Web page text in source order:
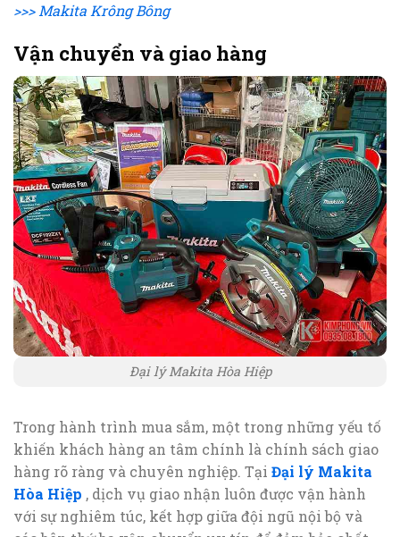
>>> Makita Krông Bông
Vận chuyển và giao hàng
Đại lý Makita Hòa Hiệp
Trong hành trình mua sắm, một trong những yếu tố
khiến khách hàng an tâm chính là chính sách giao
hàng rõ ràng và chuyên nghiệp. Tại Đại lý Makita
Hòa Hiệp , dịch vụ giao nhận luôn được vận hành
với sự nghiêm túc, kết hợp giữa đội ngũ nội bộ và